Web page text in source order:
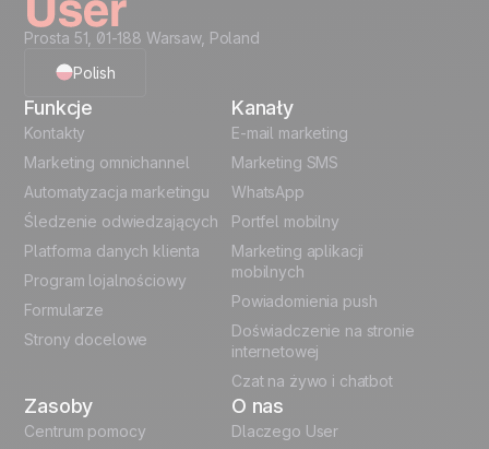
Materiały kreatywne
(gotowy HTML)
Szablony
automatyzacji
Odblokuj pełny przypadek użycia
Prosta 51, 01-188 Warsaw, Poland
Polish
English
French
German
Italian
Español
Funkcje
Kontakty
Marketing omnichannel
Automatyzacja marketingu
Śledzenie odwiedzających
Platforma danych klienta
Program lojalnościowy
Formularze
Strony docelowe
Kanały
E-mail marketing
Marketing SMS
WhatsApp
Portfel mobilny
Marketing aplikacji
mobilnych
Powiadomienia push
Doświadczenie na stronie
internetowej
Czat na żywo i chatbot
Zasoby
Centrum pomocy
O nas
Dlaczego User